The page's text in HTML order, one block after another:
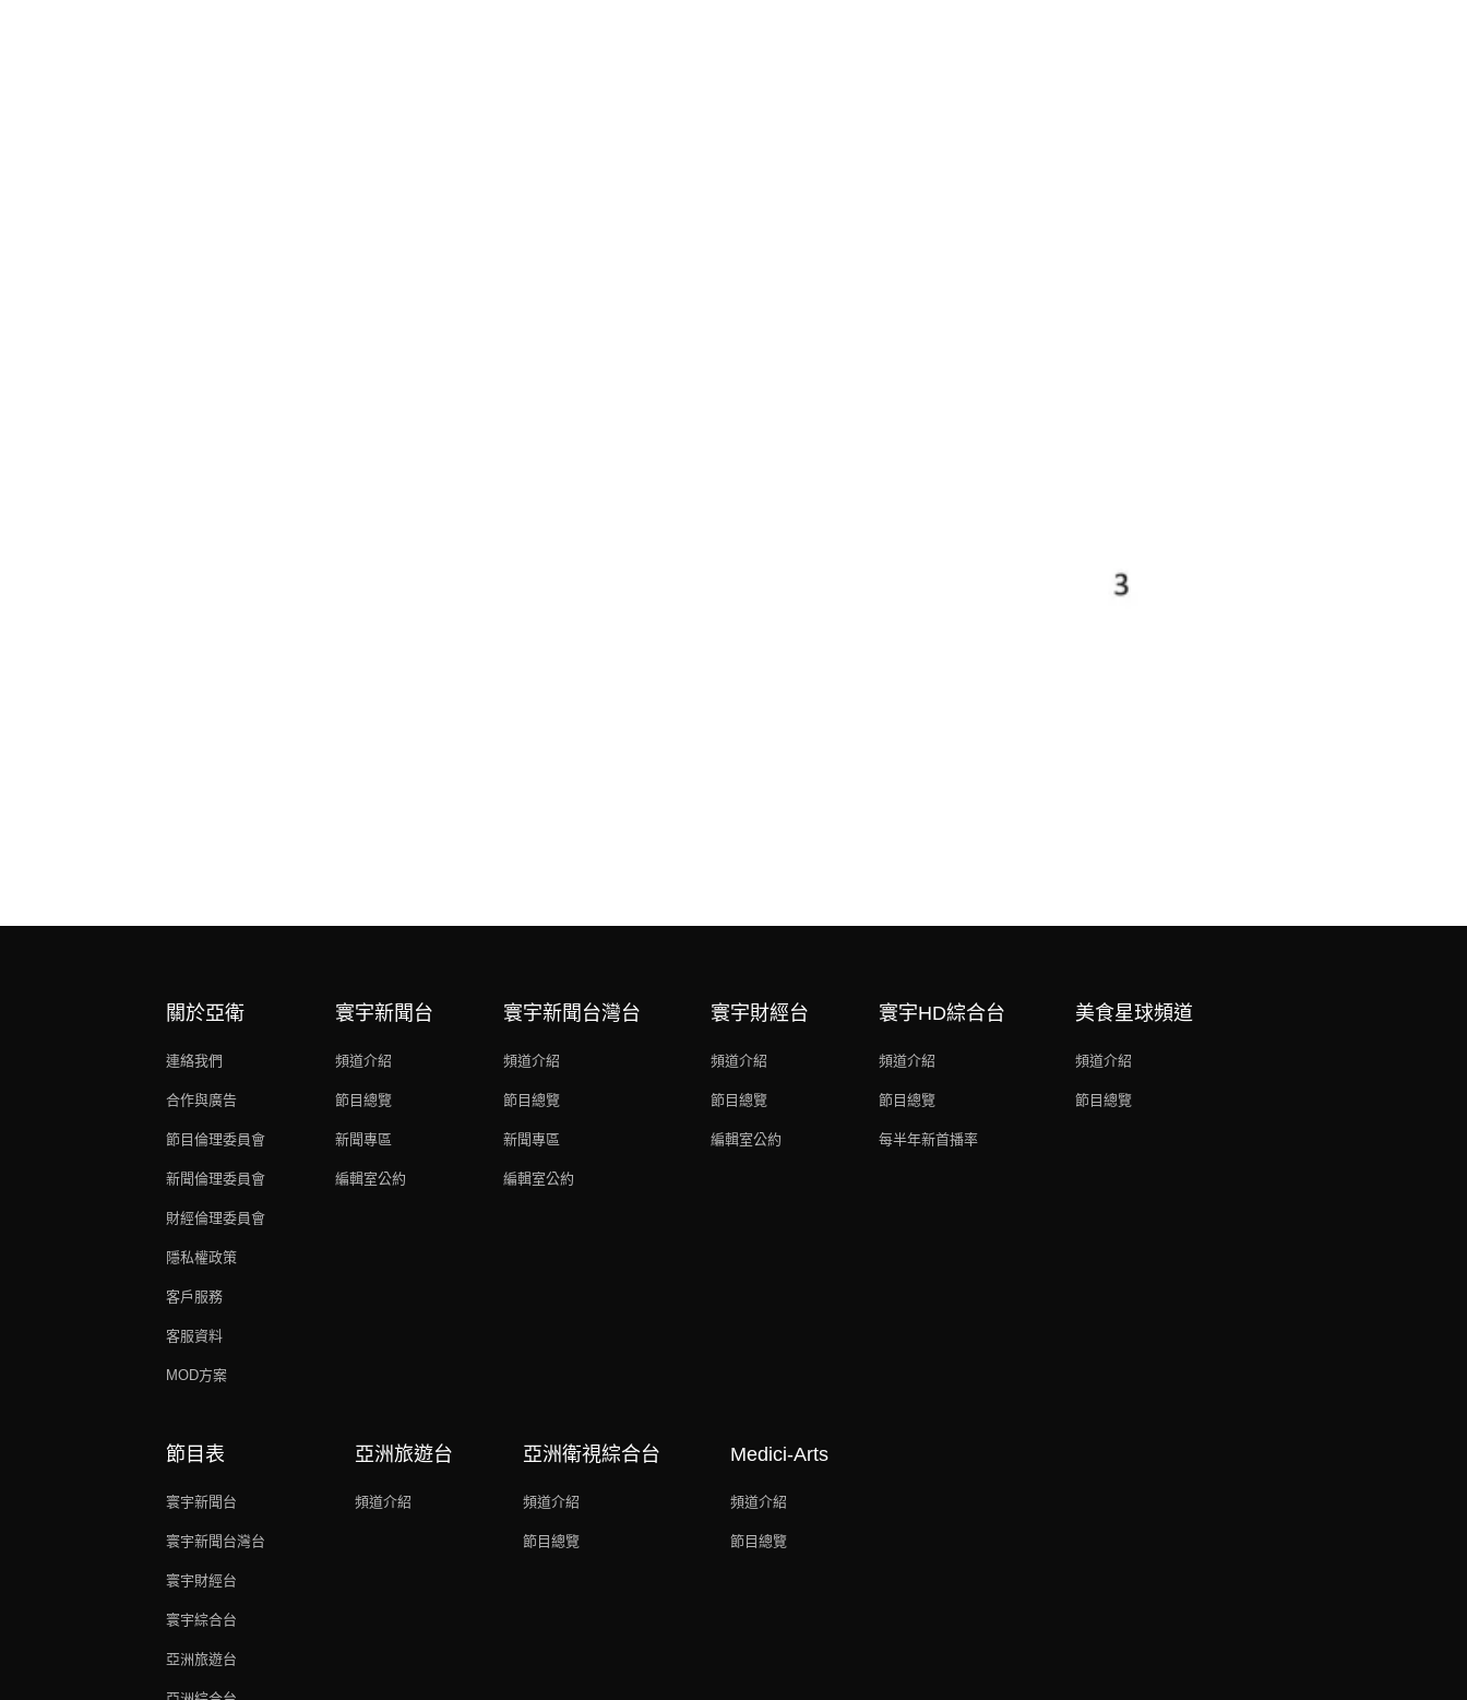
關於亞衛
連絡我們
合作與廣告
節目倫理委員會
新聞倫理委員會
財經倫理委員會
隱私權政策
客戶服務
客服資料
MOD方案
寰宇新聞台
頻道介紹
節目總覽
新聞專區
編輯室公約
寰宇新聞台灣台
頻道介紹
節目總覽
新聞專區
編輯室公約
寰宇財經台
頻道介紹
節目總覽
編輯室公約
寰宇HD綜合台
頻道介紹
節目總覽
每半年新首播率
美食星球頻道
頻道介紹
節目總覽
節目表
寰宇新聞台
寰宇新聞台灣台
寰宇財經台
寰宇綜合台
亞洲旅遊台
亞洲旅遊台
頻道介紹
亞洲衛視綜合台
頻道介紹
節目總覽
Medici-Arts
頻道介紹
節目總覽